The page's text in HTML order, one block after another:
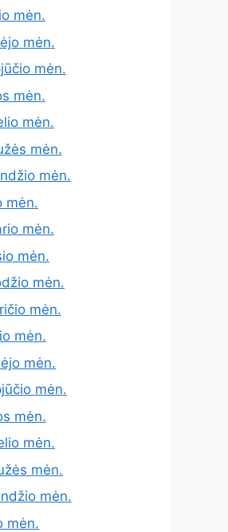
mėn.
mėn.
mėn.
mėn.
mėn.
mėn.
mėn.
mėn.
mėn.
mėn.
mėn.
mėn.
mėn.
mėn.
mėn.
mėn.
mėn.
mėn.
mėn.
mėn.